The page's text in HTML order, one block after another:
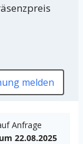
melden
Anfrage
22.08.2025